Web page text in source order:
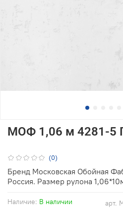
(0)
арт.
Наличие: В наличии
МОФ 1,06 м 4281-5
Бренд Московская Обойная
Россия. Размер рулона